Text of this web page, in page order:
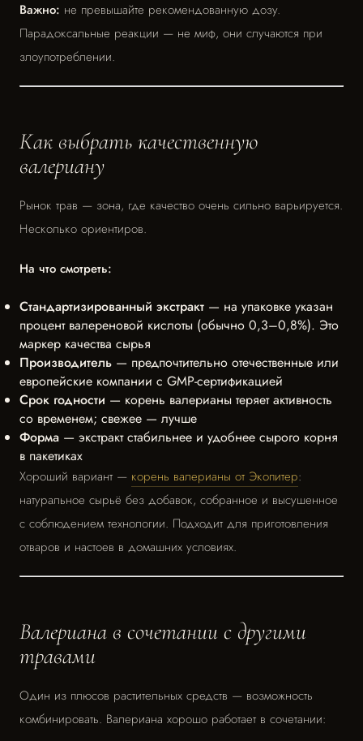
Важно: не превышайте рекомендованную дозу.
Парадоксальные реакции — не миф, они случаются при
злоупотреблении.
Как выбрать качественную
валериану
Рынок трав — зона, где качество очень сильно варьируется.
Несколько ориентиров.
На что смотреть:
Стандартизированный экстракт — на упаковке указан
процент валереновой кислоты (обычно 0,3–0,8%). Это
маркер качества сырья
Производитель — предпочтительно отечественные или
европейские компании с GMP-сертификацией
Срок годности — корень валерианы теряет активность
со временем; свежее — лучше
Форма — экстракт стабильнее и удобнее сырого корня
в пакетиках
Хороший вариант — корень валерианы от Экопитер:
натуральное сырьё без добавок, собранное и высушенное
с соблюдением технологии. Подходит для приготовления
отваров и настоев в домашних условиях.
Валериана в сочетании с другими
травами
Один из плюсов растительных средств — возможность
комбинировать. Валериана хорошо работает в сочетании: